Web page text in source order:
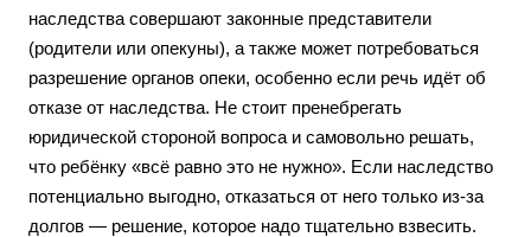
наследства совершают законные представители
(родители или опекуны), а также может потребоваться
разрешение органов опеки, особенно если речь идёт об
отказе от наследства. Не стоит пренебрегать
юридической стороной вопроса и самовольно решать,
что ребёнку «всё равно это не нужно». Если наследство
потенциально выгодно, отказаться от него только из-за
долгов — решение, которое надо тщательно взвесить.